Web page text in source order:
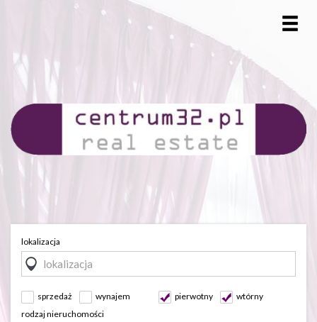
lokalizacja
sprzedaż wynajem pierwotny
wtórny
rodzaj nieruchomości